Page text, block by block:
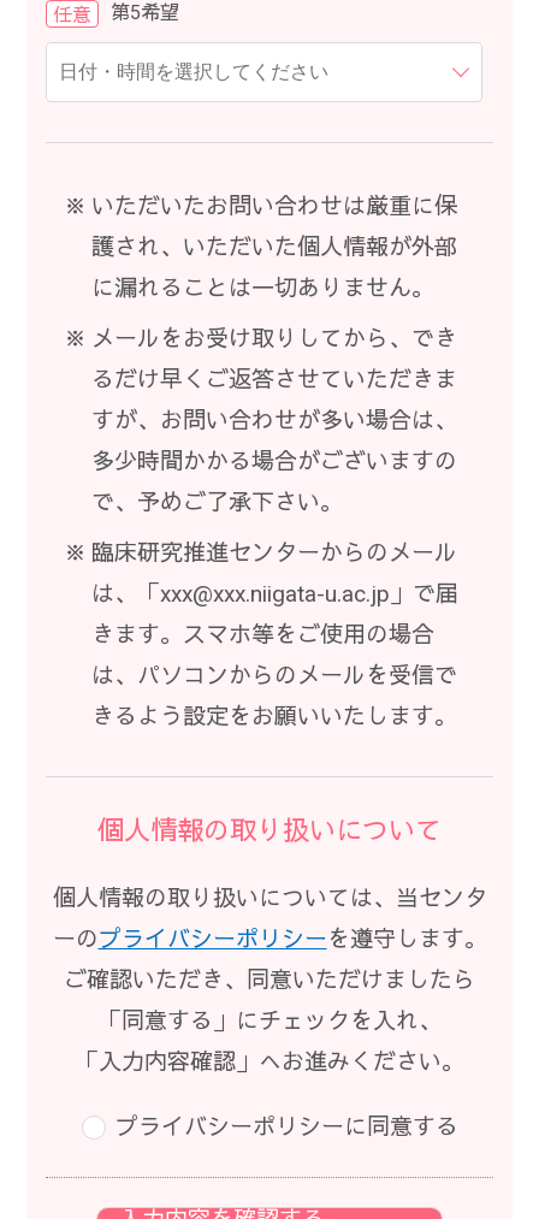
任意 第5希望
いただいたお問い合わせは厳重に保
護され、いただいた個人情報が外部
に漏れることは一切ありません。
メールをお受け取りしてから、でき
るだけ早くご返答させていただきま
すが、お問い合わせが多い場合は、
多少時間かかる場合がございますの
で、予めご了承下さい。
臨床研究推進センターからのメール
は、「xxx@xxx.niigata-u.ac.jp」で届
きます。スマホ等をご使用の場合
は、パソコンからのメールを受信で
きるよう設定をお願いいたします。
個人情報の取り扱いについて
個人情報の取り扱いについては、当センタ
ーのプライバシーポリシーを遵守します。
ご確認いただき、同意いただけましたら
「同意する」にチェックを入れ、
「入力内容確認」へお進みください。
プライバシーポリシーに同意する